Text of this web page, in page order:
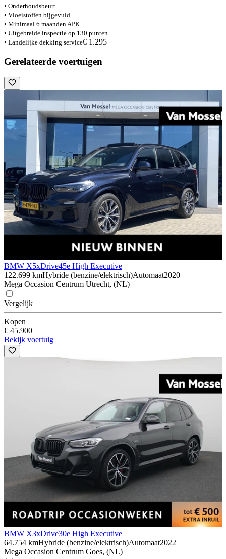
• Onderhoudsbeurt
• Vloeistoffen bijgevuld
• Minimaal 6 maanden APK
• Uitgebreide inspectie op 130 punten
• Landelijke dekking service€ 1.295
Gerelateerde voertuigen
BMW X5xDrive45e High Executive
122.699 kmHybride (benzine/elektrisch)Automaat2020
Mega Occasion Centrum Utrecht, (NL)
Vergelijk
Kopen
€ 45.900
Bekijk voertuig
BMW X3xDrive30e High Executive
64.754 kmHybride (benzine/elektrisch)Automaat2022
Mega Occasion Centrum Goes, (NL)